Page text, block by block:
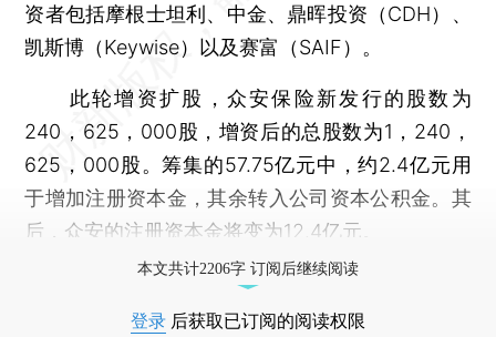
资者包括摩根士坦利、中金、鼎晖投资（CDH）、
凯斯博（Keywise）以及赛富（SAIF）。
此轮增资扩股，众安保险新发行的股数为
240，625，000股，增资后的总股数为1，240，
625，000股。筹集的57.75亿元中，约2.4亿元用
于增加注册资本金，其余转入公司资本公积金。其
后，众安的注册资本金将变为12.4亿元。
本文共计2206字 订阅后继续阅读
登录 后获取已订阅的阅读权限